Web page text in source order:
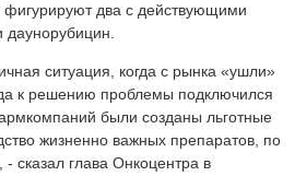
фигурируют два с действующими
даунорубицин.
ситуация, когда с рынка «ушли»
к решению проблемы подключился
были созданы льготные
жизненно важных препаратов, по
сказал глава Онкоцентра в